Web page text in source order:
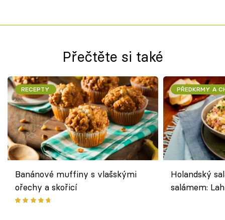
Přečtěte si také
RECEPTY
Banánové muffiny s vlašskými
ořechy a skořicí
PŘEDKRMY A
Holandský
salámem: